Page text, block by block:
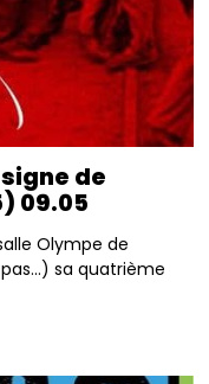
de
09.05
Olympe de
sa quatrième